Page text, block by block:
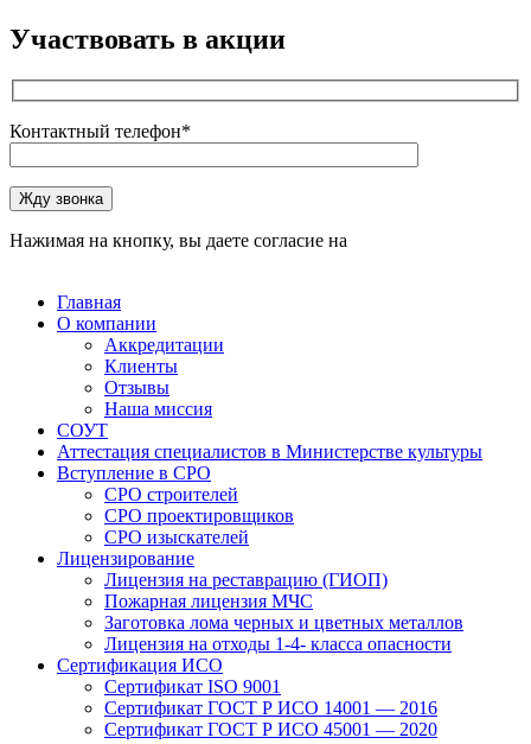
Участвовать в акции
Контактный телефон*
Оставьте это поле пустым.
Жду звонка
Нажимая на кнопку, вы даете согласие на
Главная
О компании
Аккредитации
Клиенты
Отзывы
Наша миссия
СОУТ
Аттестация специалистов в Министерстве культуры
Вступление в СРО
СРО строителей
СРО проектировщиков
СРО изыскателей
Лицензирование
Лицензия на реставрацию (ГИОП)
Пожарная лицензия МЧС
Заготовка лома черных и цветных металлов
Лицензия на отходы 1-4- класса опасности
Сертификация ИСО
Сертификат ISO 9001
Сертификат ГОСТ Р ИСО 14001 — 2016
Сертификат ГОСТ Р ИСО 45001 — 2020